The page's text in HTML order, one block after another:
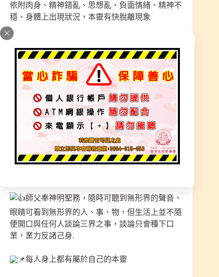
依附肉身、精神錯亂、思想亂、負面情緒、精神不
穩、身體上出現狀況，本靈有快脫離現象
的是神嗎?
運、生活、家庭、工作、錢財只會越來越不順
必須找到正確的老師．神佛引導，調回正常
人的靈體是需花一段時間。
本宮師父處理的案件不少，需把依附外靈收乾
淨，在進行符法醫治本靈，讓本靈恢復穩固，這段
時間不能再到讓本靈受影響的場所，靈穩固了在調
師父奉神明聖務，隨時可聽到無形界的聲音、
眼睛可看到無形界的人、事、物，但生活上並不隨
便開口與任何人談論三界之事，談論只會種下口
業，業力反諸己身.
每人身上都有屬於自己的本靈